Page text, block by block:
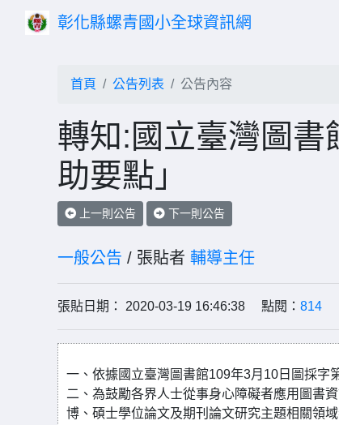
彰化縣螺青國小全球資訊網
首頁 公告列表 公告內容
轉知:國立臺灣圖書
助要點」
上一則公告 下一則公告
一般公告 / 張貼者 輔導主任
張貼日期： 2020-03-19 16:46:38 點閱： 814
一、依據國立臺灣圖書館109年3月10日圖採字
二、為鼓勵各界人士從事身心障礙者應用圖書
博、碩士學位論文及期刊論文研究主題相關領